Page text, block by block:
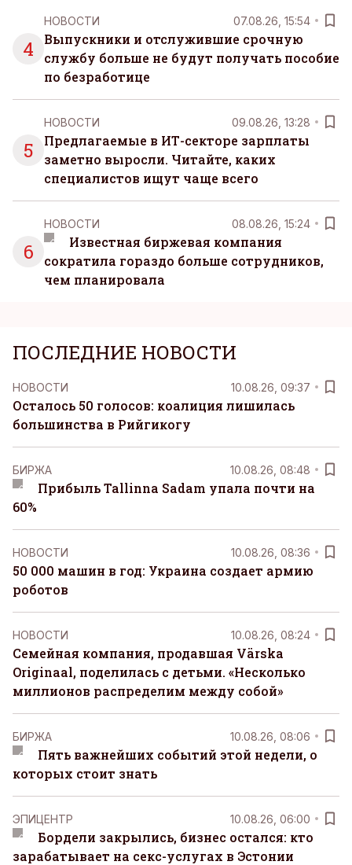
4
НОВОСТИ 07.08.26, 15:54
Выпускники и отслужившие срочную
службу больше не будут получать пособие
по безработице
5
НОВОСТИ 09.08.26, 13:28
Предлагаемые в ИТ-секторе зарплаты
заметно выросли. Читайте, каких
специалистов ищут чаще всего
6
НОВОСТИ 08.08.26, 15:24
Известная биржевая компания
сократила гораздо больше сотрудников,
чем планировала
ПОСЛЕДНИЕ НОВОСТИ
НОВОСТИ 10.08.26, 09:37
Осталось 50 голосов: коалиция лишилась
большинства в Рийгикогу
БИРЖА 10.08.26, 08:48
Прибыль Tallinna Sadam упала почти на
60%
НОВОСТИ 10.08.26, 08:36
50 000 машин в год: Украина создает армию
роботов
НОВОСТИ 10.08.26, 08:24
Семейная компания, продавшая Värska
Originaal, поделилась с детьми. «Несколько
миллионов распределим между собой»
БИРЖА 10.08.26, 08:06
Пять важнейших событий этой недели, о
которых стоит знать
ЭПИЦЕНТР 10.08.26, 06:00
Бордели закрылись, бизнес остался: кто
зарабатывает на секс-услугах в Эстонии